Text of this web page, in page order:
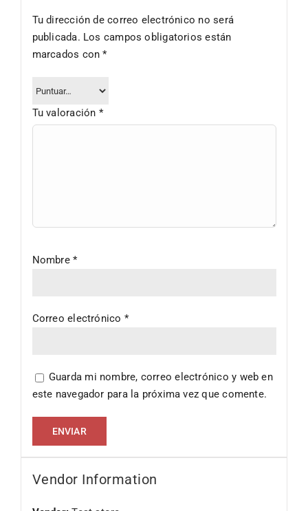
Tu dirección de correo electrónico no será
publicada. Los campos obligatorios están
marcados con*
Tu valoración *
Nombre*
Correo electrónico *
Guarda mi nombre, correo electrónico y web en
este navegador para la próxima vez que comente.
Vendor Information